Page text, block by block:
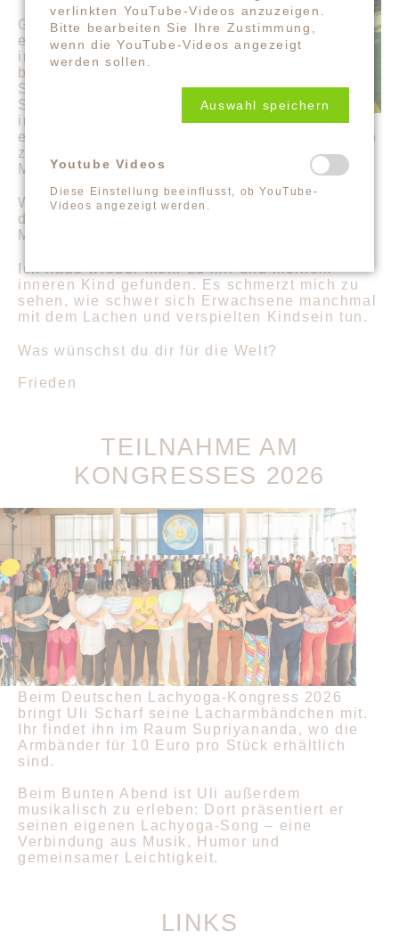
Ganz klar bei den
einfachen Momenten
innerhalb der Familie
bei/mit Frau und
Sohn, sei es beim
Spazieren, Wandern
in der Natur oder
einfach nur beim gemütlichen Zusammensitzen
zuhause. Außerdem beim gemeinsamen
Musizieren mit Freunden.
Was hat sich durch das Lachen (oder durch
deine Arbeit damit) in deinem Blick auf
Menschen oder auf dich selbst verändert?
Ich habe wieder mehr zu mir und meinem
inneren Kind gefunden. Es schmerzt mich zu
sehen, wie schwer sich Erwachsene manchmal
mit dem Lachen und verspielten Kindsein tun.
Was wünschst du dir für die Welt?
Frieden
TEILNAHME AM
KONGRESSES 2026
Beim Deutschen Lachyoga-Kongress 2026
bringt Uli Scharf seine Lacharmbändchen mit.
Ihr findet ihn im Raum Supriyananda, wo die
Armbänder für 10 Euro pro Stück erhältlich
sind.
Beim Bunten Abend ist Uli außerdem
musikalisch zu erleben: Dort präsentiert er
seinen eigenen Lachyoga-Song – eine
Verbindung aus Musik, Humor und
gemeinsamer Leichtigkeit.
LINKS
verlinkten YouTube-Videos anzuzeigen.
Bitte bearbeiten Sie Ihre Zustimmung,
wenn die YouTube-Videos angezeigt
werden sollen.
Auswahl speichern
Youtube Videos
Diese Einstellung beeinflusst, ob YouTube-
Videos angezeigt werden.